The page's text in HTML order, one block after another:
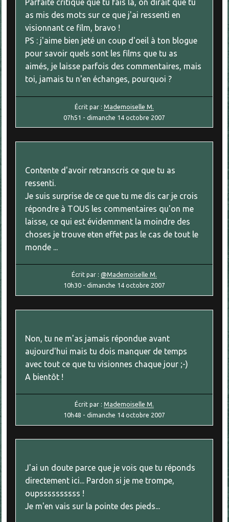
Parfaite critique que tu fais là, on dirait que tu
as mis des mots sur ce que j'ai ressenti en
visionnant ce film, bravo !
PS : j'aime bien jeté un coup d'oeil à ton blogue
pour savoir quels sont les films que tu as
aimés, je laisse parfois des commentaires, mais
toi, jamais tu n'en échanges, pourquoi ?
Écrit par :Mademoiselle M.
07h51 -dimanche 14 octobre 2007
Contente d'avoir retranscris ce que tu as
ressenti.
Je suis surprise de ce que tu me dis car je crois
répondre à TOUS les commentaires qu'on me
laisse, ce qui est évidemment la moindre des
choses je trouve eten effet pas le cas de tout le
monde ...
Écrit par :@Mademoiselle M.
10h30 -dimanche 14 octobre 2007
Non, tu ne m'as jamais répondue avant
aujourd'hui mais tu dois manquer de temps
avec tout ce que tu visionnes chaque jour ;-)
A bientôt !
Écrit par :Mademoiselle M.
10h48 -dimanche 14 octobre 2007
J'ai un doute parce que je vois que tu réponds
directement ici... Pardon si je me trompe,
oupssssssssss !
Je m'en vais sur la pointe des pieds...